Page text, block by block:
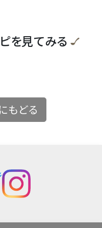
を見てみる
もどる